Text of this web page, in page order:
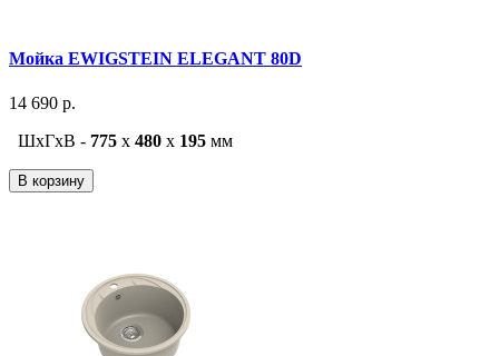
Мойка EWIGSTEIN ELEGANT 80D
14 690 р.
ШxГxВ - 775 x 480 x 195 мм
В корзину